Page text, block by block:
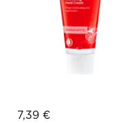
7,39 €